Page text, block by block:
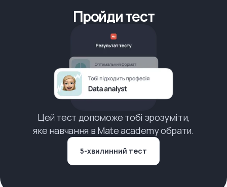
Пройди тест
Цей тест допоможе тобі зрозуміти,
яке навчання в Mate academy обрати.
5-хвилинний тест